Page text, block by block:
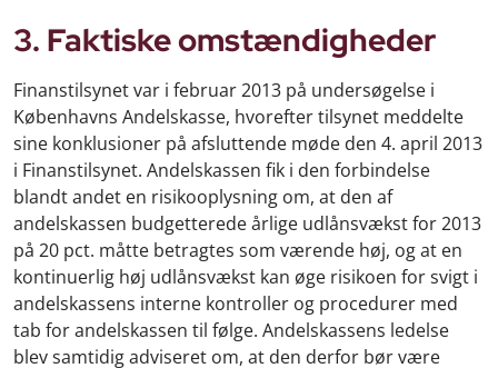
3. Faktiske omstændigheder
Finanstilsynet var i februar 2013 på undersøgelse i
Københavns Andelskasse, hvorefter tilsynet meddelte
sine konklusioner på afsluttende møde den 4. april 2013
i Finanstilsynet. Andelskassen fik i den forbindelse
blandt andet en risikooplysning om, at den af
andelskassen budgetterede årlige udlånsvækst for 2013
på 20 pct. måtte betragtes som værende høj, og at en
kontinuerlig høj udlånsvækst kan øge risikoen for svigt i
andelskassens interne kontroller og procedurer med
tab for andelskassen til følge. Andelskassens ledelse
blev samtidig adviseret om, at den derfor bør være